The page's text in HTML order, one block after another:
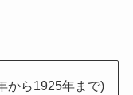
から1925年まで)